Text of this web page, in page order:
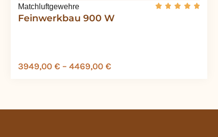
Feinwerkbau 900 W
Matchluftgewehre
3949,00 € – 4469,00 €